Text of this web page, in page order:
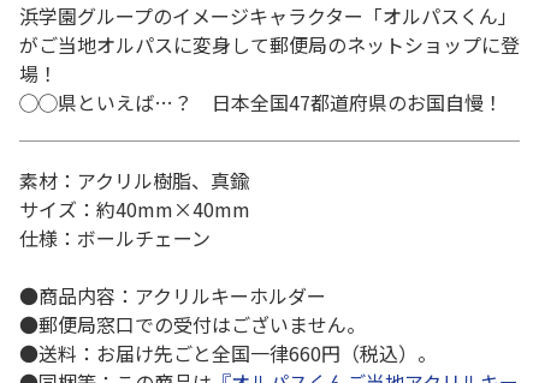
浜学園グループのイメージキャラクター「オルパスくん」
がご当地オルパスに変身して郵便局のネットショップに登
場！
◯◯県といえば…？ 日本全国47都道府県のお国自慢！
素材：アクリル樹脂、真鍮
サイズ：約40mm×40mm
仕様：ボールチェーン
●商品内容：アクリルキーホルダー
●郵便局窓口での受付はございません。
●送料：お届け先ごと全国一律660円（税込）。